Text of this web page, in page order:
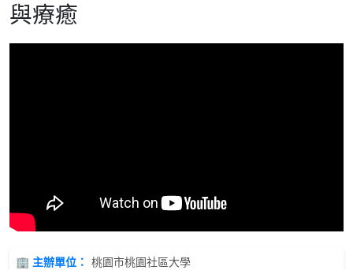
與療癒
🏢 主辦單位： 桃園市桃園社區大學